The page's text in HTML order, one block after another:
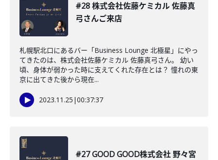
#28 株式会社佐藤ケミカル 佐藤真
弓さんご来店
札幌駅北口にあるバー「Business Lounge 北極星」にやっ
てきたのは、株式会社佐藤ケミカル 佐藤真弓さん。 幼い
頃、身体が弱かった時に支えてくれた存在とは？ 憧れの東
京に出てきた後から現在...
2023.11.25 |00:37:37
#27 GOOD GOOD株式会社 野々宮